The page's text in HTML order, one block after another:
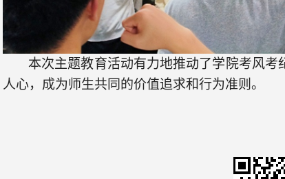
本次主题教育活动有力地推动了学院考风考
人心，成为师生共同的价值追求和行为准则。